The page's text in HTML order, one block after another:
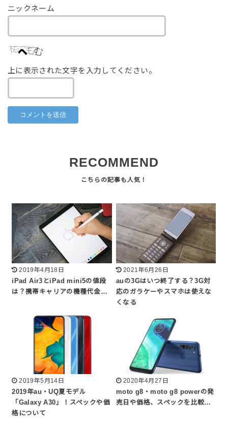
ニックネーム
上に表示された文字を入力してください。
RECOMMEND
2019年4月18日
iPad Air3とiPad mini5の値段
は？携帯キャリアの機種代金…
2021年6月26日
auの3Gはいつ終了する？3G対
応のガラケーやスマホは使えな
くなる
2019年5月14日
2019年au・UQ夏モデル
「Galaxy A30」！スペックや価
格について
2020年4月27日
moto g8・moto g8 powerの発
売日や価格、スペックを比較…